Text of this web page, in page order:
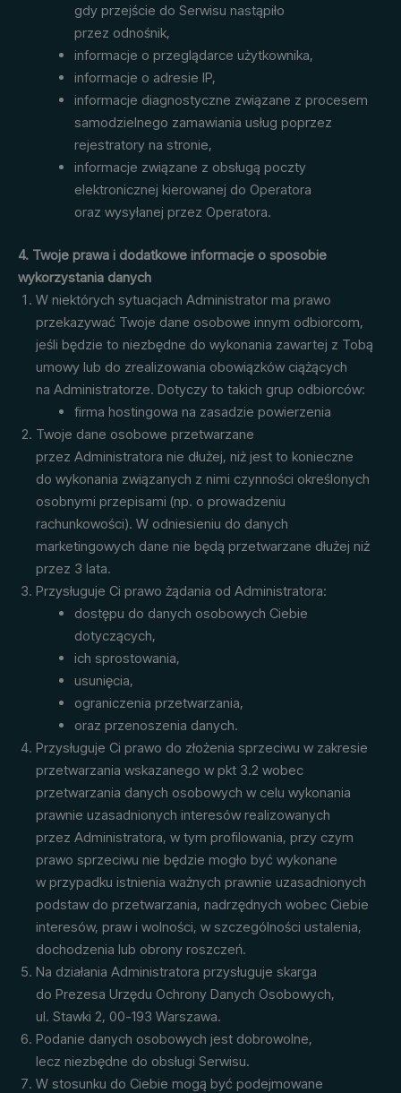
gdy przejście do Serwisu nastąpiło
przez odnośnik,
informacje o przeglądarce użytkownika,
informacje o adresie IP,
informacje diagnostyczne związane z procesem
samodzielnego zamawiania usług poprzez
rejestratory na stronie,
informacje związane z obsługą poczty
elektronicznej kierowanej do Operatora
oraz wysyłanej przez Operatora.
4. Twoje prawa i dodatkowe informacje o sposobie
wykorzystania danych
W niektórych sytuacjach Administrator ma prawo
przekazywać Twoje dane osobowe innym odbiorcom,
jeśli będzie to niezbędne do wykonania zawartej z Tobą
umowy lub do zrealizowania obowiązków ciążących
na Administratorze. Dotyczy to takich grup odbiorców:
firma hostingowa na zasadzie powierzenia
Twoje dane osobowe przetwarzane
przez Administratora nie dłużej, niż jest to konieczne
do wykonania związanych z nimi czynności określonych
osobnymi przepisami (np. o prowadzeniu
rachunkowości). W odniesieniu do danych
marketingowych dane nie będą przetwarzane dłużej niż
przez 3 lata.
Przysługuje Ci prawo żądania od Administratora:
dostępu do danych osobowych Ciebie
dotyczących,
ich sprostowania,
usunięcia,
ograniczenia przetwarzania,
oraz przenoszenia danych.
Przysługuje Ci prawo do złożenia sprzeciwu w zakresie
przetwarzania wskazanego w pkt 3.2 wobec
przetwarzania danych osobowych w celu wykonania
prawnie uzasadnionych interesów realizowanych
przez Administratora, w tym profilowania, przy czym
prawo sprzeciwu nie będzie mogło być wykonane
w przypadku istnienia ważnych prawnie uzasadnionych
podstaw do przetwarzania, nadrzędnych wobec Ciebie
interesów, praw i wolności, w szczególności ustalenia,
dochodzenia lub obrony roszczeń.
Na działania Administratora przysługuje skarga
do Prezesa Urzędu Ochrony Danych Osobowych,
ul. Stawki 2, 00-193 Warszawa.
Podanie danych osobowych jest dobrowolne,
lecz niezbędne do obsługi Serwisu.
W stosunku do Ciebie mogą być podejmowane